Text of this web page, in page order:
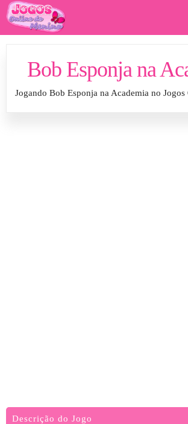
Bob Esponja na
Jogando Bob Esponja na Academia no
Descrição do Jogo